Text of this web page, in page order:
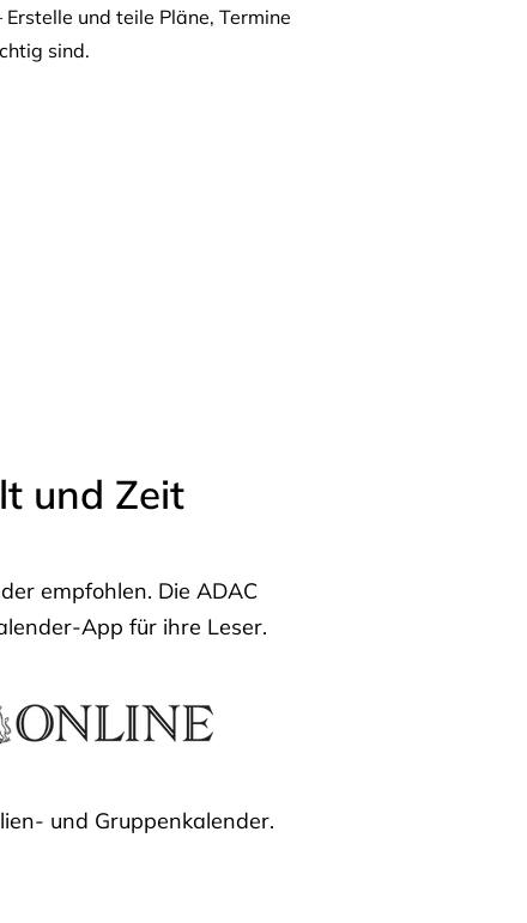
und teile Pläne, Termine
sind.
und Zeit
empfohlen. Die ADAC
App für ihre Leser.
und Gruppenkalender.